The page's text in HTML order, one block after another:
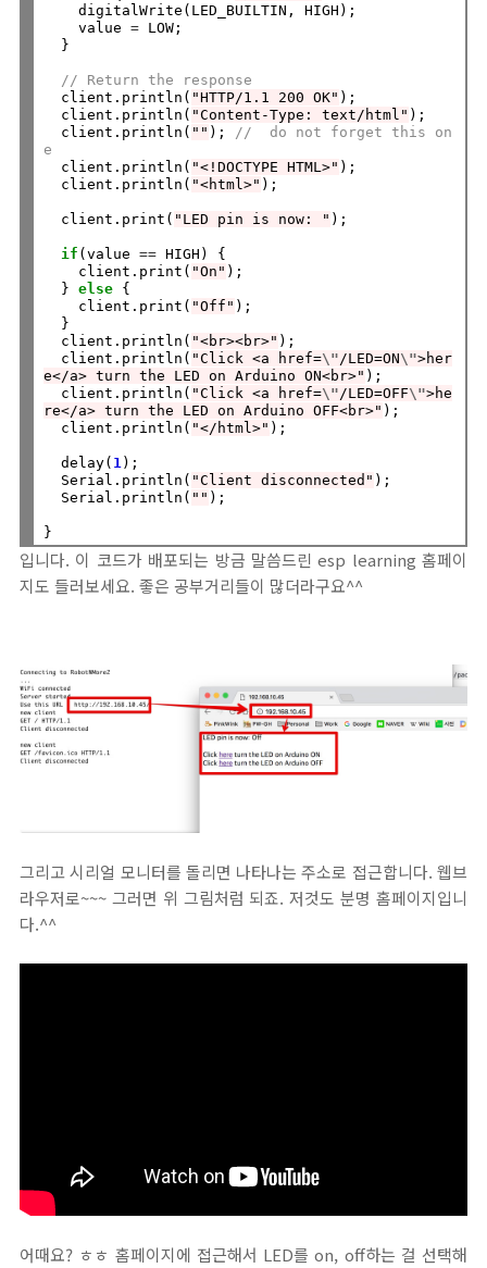
    digitalWrite(LED_BUILTIN, HIGH);
    value
= LOW;
// Return the response
  client.println(
"HTTP/1.1 200 OK" );
  client.println(
"Content-Type: text/html" );
  client.println(
"" );
//  do not forget this on
e
  client.println(
"<!DOCTYPE HTML>" );
  client.println(
"<html>" );
  client.print(
"LED pin is now: " );
if (value == HIGH) {
    client.print(
"On" );
  }
else {
    client.print(
"Off" );
  client.println(
"<br><br>" );
  client.println(
"Click <a href=\" /LED=ON\">her
e</a> turn the LED on Arduino ON<br>" );
  client.println(
"Click <a href=\" /LED=OFF\">he
re</a> turn the LED on Arduino OFF<br>" );
  client.println(
"</html>" );
  delay(
1 );
  Serial.println(
"Client disconnected" );
  Serial.println(
"" );
입니다. 이 코드가 배포되는 방금 말씀드린 esp learning 홈페이
지도 들러보세요. 좋은 공부거리들이 많더라구요^^
그리고 시리얼 모니터를 돌리면 나타나는 주소로 접근합니다. 웹브
라우저로~~~ 그러면 위 그림처럼 되죠. 저것도 분명 홈페이지입니
다.^^
어때요? ㅎㅎ 홈페이지에 접근해서 LED를 on, off하는 걸 선택해